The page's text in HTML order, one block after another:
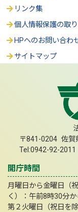
リンク集
個人情報保護の取
HPへのお問い合わ
サイトマップ
〒841-0204 佐賀
Tel:0942-92-
開庁時間
月曜日から金曜日（
く）：午前8時30分
第２火曜日（祝日を